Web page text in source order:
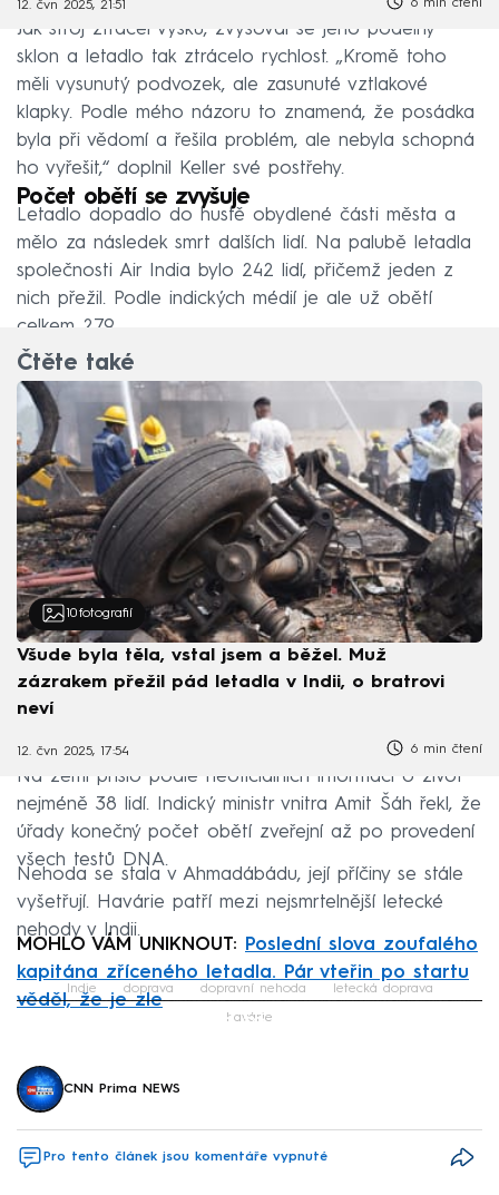
12. čvn 2025, 21:51 6 min čtení
Jak stroj ztrácel výšku, zvyšoval se jeho podélný
sklon a letadlo tak ztrácelo rychlost. „Kromě toho
měli vysunutý podvozek, ale zasunuté vztlakové
klapky. Podle mého názoru to znamená, že posádka
byla při vědomí a řešila problém, ale nebyla schopná
ho vyřešit,“ doplnil Keller své postřehy.
Počet obětí se zvyšuje
Letadlo dopadlo do hustě obydlené části města a
mělo za následek smrt dalších lidí. Na palubě letadla
společnosti Air India bylo 242 lidí, přičemž jeden z
nich přežil. Podle indických médií je ale už obětí
celkem 279.
Čtěte také
10 fotografií
Všude byla těla, vstal jsem a běžel. Muž
zázrakem přežil pád letadla v Indii, o bratrovi
neví
12. čvn 2025, 17:54 6 min čtení
Na zemi přišlo podle neoficiálních informací o život
nejméně 38 lidí. Indický ministr vnitra Amit Šáh řekl, že
úřady konečný počet obětí zveřejní až po provedení
všech testů DNA.
Nehoda se stala v Ahmadábádu, její příčiny se stále
vyšetřují. Havárie patří mezi nejsmrtelnější letecké
nehody v Indii.
MOHLO VÁM UNIKNOUT:
Poslední slova zoufalého
kapitána zříceného letadla. Pár vteřin po startu
věděl, že je zle
Failed to fetch
Indie doprava dopravní nehoda letecká doprava
havárie
CNN Prima NEWS
Pro tento článek jsou komentáře vypnuté